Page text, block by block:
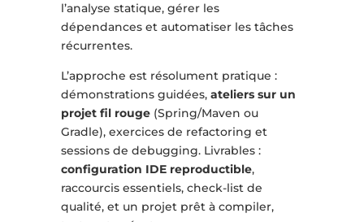
l’analyse statique, gérer les
dépendances et automatiser les tâches
récurrentes.
L’approche est résolument pratique :
démonstrations guidées, ateliers sur un
projet fil rouge(Spring/Maven ou
Gradle), exercices de refactoring et
sessions de debugging. Livrables :
configuration IDE reproductible,
raccourcis essentiels, check-list de
qualité, et un projet prêt à compiler,